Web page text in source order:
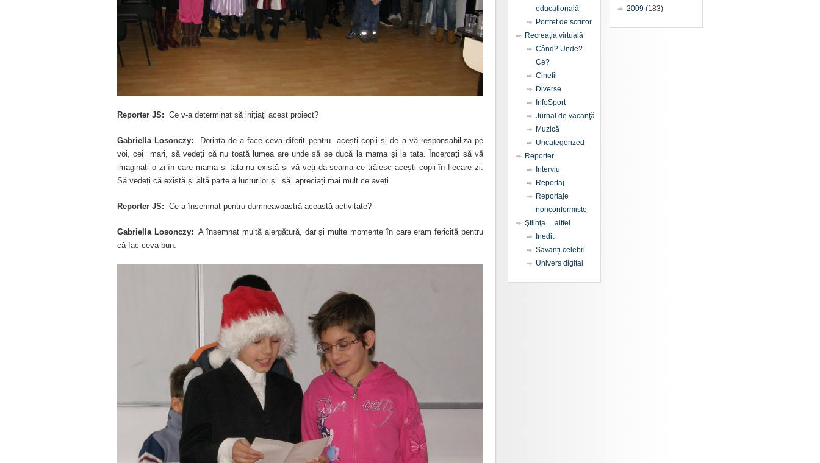
Reporter JS: Ce v-a determinat să inițiați acest proiect?
Gabriella Losonczy: Dorința de a face ceva diferit pentru acești copii și de a vă responsabiliza pe
voi, cei mari, să vedeți că nu toată lumea are unde să se ducă la mama și la tata. Încercați să vă
imaginați o zi în care mama și tata nu există și vă veți da seama ce trăiesc acești copii în fiecare zi.
Să vedeți că există și altă parte a lucrurilor și să apreciați mai mult ce aveți.
Reporter JS: Ce a însemnat pentru dumneavoastră această activitate?
Gabriella Losonczy: A însemnat multă alergătură, dar și multe momente în care eram fericită pentru
că fac ceva bun.
2009 (183)
educațională
Portret de scriitor
Recreația virtuală
Când? Unde?
Ce?
Cinefil
Diverse
InfoSport
Jurnal de vacanţă
Muzică
Uncategorized
Reporter
Interviu
Reportaj
Reportaje
nonconformiste
Ştiinţa… altfel
Inedit
Savanți celebri
Univers digital